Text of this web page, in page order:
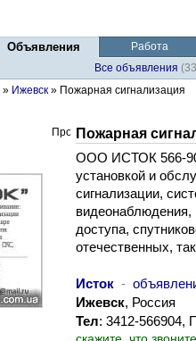
Объявления
Работа
Все объявления
» Ижевск » Пожарная сигнализация
Пожарная
ООО ИСТОК 566-
установкой и
сигнализации,
видеонаблюдения,
доступа,
отечественных,
Исток -
Ижевск, Россия
Тел: 3412-566904,